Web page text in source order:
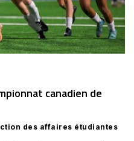
canadien de
des affaires étudiantes